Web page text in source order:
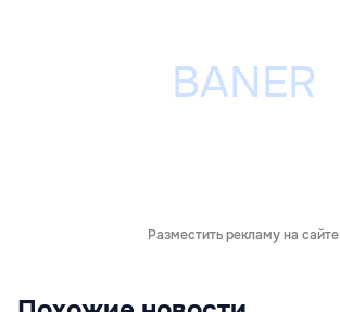
Разместить рекламу на сайте